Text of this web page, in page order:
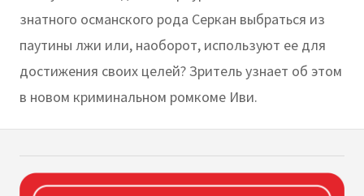
знатного османского рода Серкан выбраться из
паутины лжи или, наоборот, используют ее для
достижения своих целей? Зритель узнает об этом
в новом криминальном ромкоме Иви.